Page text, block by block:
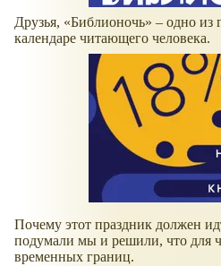
Друзья, «Библионочь» – одно из
календаре читающего человека.
Почему этот праздник должен
подумали мы и решили, что для
временных границ.